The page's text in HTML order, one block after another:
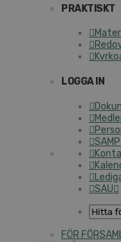
PRAKTISKT
LOGGA IN
SAU
FÖR